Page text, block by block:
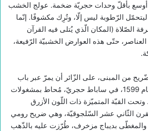
أوسع بأقلّ وحدات حجريّة ضخمة. عولج الخشب
الرّطوبة ليس إلّا، وتُرِك مكشوفًا. إنّما
الصّلاة (المكان الّذي يُتلى فيه القرآن
حتّى هذه العوارض الخشبيّة الرّفيعة،
من المبنى، على الزّائر أن يمرّ عبر باب
مطعّم بالفضّة صنع عام 1599، في ساباط حجريّ، مُحاط بمشغولات
القبّة المتميّزة ذات اللّون الأزرق
الثّاني عشر السّلجوقيّة، وهي ضريح رومي
بديباج مزخرف، طُرّزت عليه بالذّهب